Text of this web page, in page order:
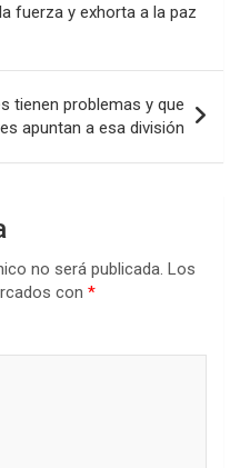
fuerza y exhorta a la paz
tienen problemas y que
apuntan a esa división
no será publicada. Los
con *